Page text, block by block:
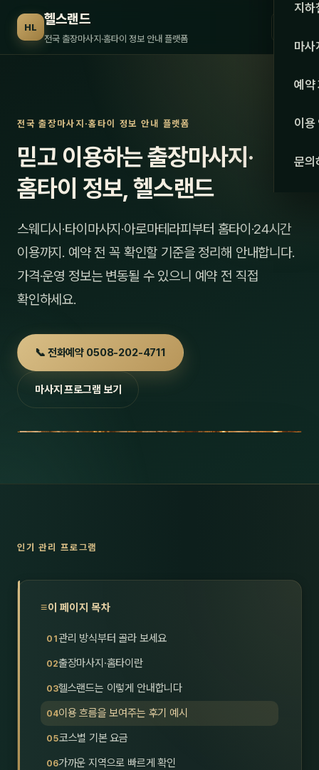
HL 헬스랜드
전국 출장마사지·홈타이 정보 안내 플랫폼 서울
강원·
강원
전남
경북
지하
마사
관리
스
홈타
1인
예약
이용
문의
전국 출장마사지·홈타이 정보 안내 플랫폼
믿고 이용하는 출장마사지·
홈타이 정보, 헬스랜드
스웨디시·타이마사지·아로마테라피부터 홈타이·24시간
이용까지. 예약 전 꼭 확인할 기준을 정리해 안내합니다.
가격·운영 정보는 변동될 수 있으니 예약 전 직접
확인하세요.
📞 전화예약 0508-202-4711
마사지 프로그램 보기
인기 관리 프로그램
이 페이지 목차
관리 방식부터 골라 보세요
출장마사지·홈타이란
헬스랜드는 이렇게 안내합니다
이용 흐름을 보여주는 후기 예시
코스별 기본 요금
가까운 지역으로 빠르게 확인